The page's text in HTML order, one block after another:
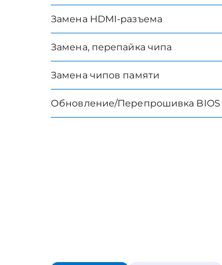
Замена HDMI-разъема
Замена, перепайка чипа
Замена чипов памяти
Обновление/Перепрошивка BIOS